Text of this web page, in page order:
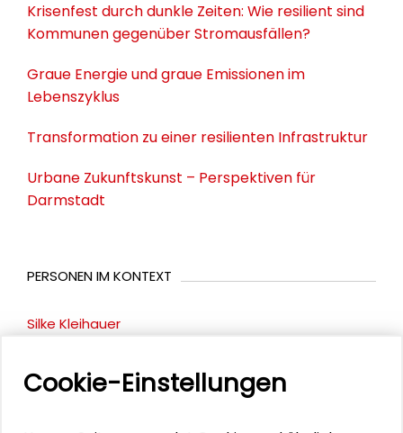
Krisenfest durch dunkle Zeiten: Wie resilient sind
Kommunen gegenüber Stromausfällen?
Graue Energie und graue Emissionen im
Lebenszyklus
Transformation zu einer resilienten Infrastruktur
Urbane Zukunftskunst – Perspektiven für
Darmstadt
PERSONEN IM KONTEXT
Silke Kleihauer
Cookie-Einstellungen